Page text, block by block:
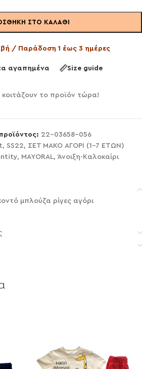
ΣΤΟ ΚΑΛΆΘΙ
/ Παράδοση 1 έως 3 ημέρες
αγαπημένα Size guide
το προϊόν τώρα!
22-03658-056
, SS22, ΣΕΤ ΜΑΚΟ ΑΓΟΡΙ (1-7 ΕΤΩΝ)
, MAYORAL, Άνοιξη-Καλοκαίρι
μπλούζα ρίγες αγόρι